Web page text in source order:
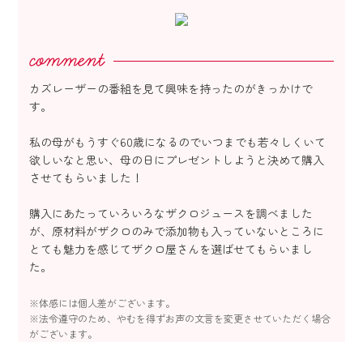
カズレーザーの番組を見て興味を持ったのがきっかけで
す。
私の母がもうすぐ60歳になるのでいつまでも若々しくいて
欲しいなと思い、母の日にプレゼントしようと決めて購入
させてもらいました！
購入にあたっていろいろなザクロジュースを調べました
が、原材料がザクロのみで添加物も入っていないところに
とても魅力を感じてザクロ屋さんを選ばせてもらいまし
た。
※体感には個人差がございます。
※法令遵守のため、やむを得ずお声の文言を変更させていただく場合
がございます。